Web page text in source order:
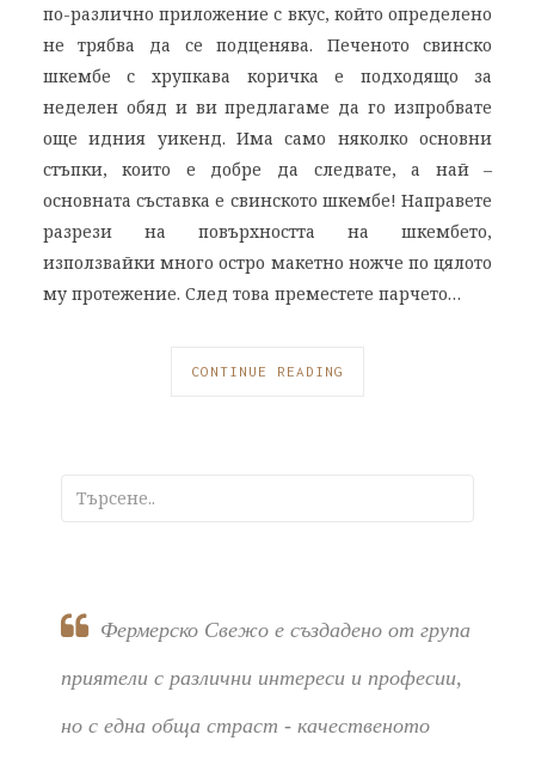
по-различно приложение с вкус, който определено
не трябва да се подценява. Печеното свинско
шкембе с хрупкава коричка е подходящо за
неделен обяд и ви предлагаме да го изпробвате
още идния уикенд. Има само няколко основни
стъпки, които е добре да следвате, а най –
основната съставка е свинското шкембе! Направете
разрези на повърхността на шкембето,
използвайки много остро макетно ножче по цялото
му протежение. След това преместете парчето…
CONTINUE READING
Фермерско Свежо е създадено от група
приятели с различни интереси и професии,
но с една обща страст - качественото